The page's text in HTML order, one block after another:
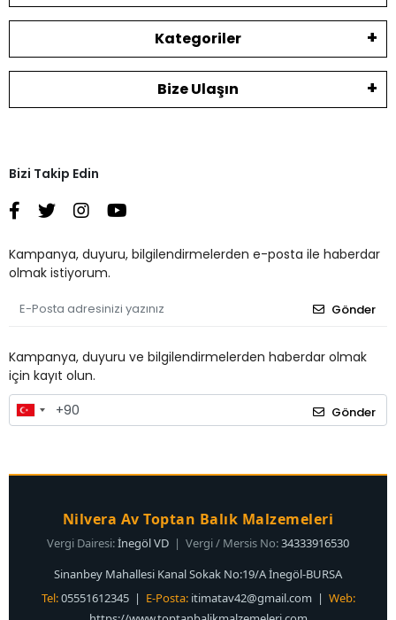
Kategoriler
Bize Ulaşın
Bizi Takip Edin
Kampanya, duyuru, bilgilendirmelerden e-posta ile haberdar
olmak istiyorum.
Gönder
Kampanya, duyuru ve bilgilendirmelerden haberdar olmak
için kayıt olun.
Gönder
Nilvera Av Toptan Balık Malzemeleri
Vergi Dairesi:İnegöl VD | Vergi / Mersis No:34333916530
Sinanbey Mahallesi Kanal Sokak No:19/A İnegöl-BURSA
Tel:05551612345 | E-Posta: itimatav42@gmail.com | Web: